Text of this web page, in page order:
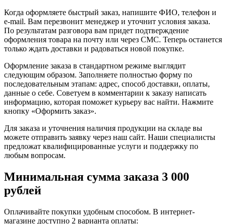
Когда оформляете быстрый заказ, напишите ФИО, телефон и
e-mail. Вам перезвонит менеджер и уточнит условия заказа.
По результатам разговора вам придет подтверждение
оформления товара на почту или через СМС. Теперь останется
только ждать доставки и радоваться новой покупке.
Оформление заказа в стандартном режиме выглядит
следующим образом. Заполняете полностью форму по
последовательным этапам: адрес, способ доставки, оплаты,
данные о себе. Советуем в комментарии к заказу написать
информацию, которая поможет курьеру вас найти. Нажмите
кнопку «Оформить заказ».
Для заказа и уточнения наличия продукции на складе вы
можете отправить заявку через наш сайт. Наши специалисты
предложат квалифицированные услуги и поддержку по
любым вопросам.
Минимальная сумма заказа 3 000
рублей
Оплачивайте покупки удобным способом. В интернет-
магазине доступно 2 варианта оплаты: